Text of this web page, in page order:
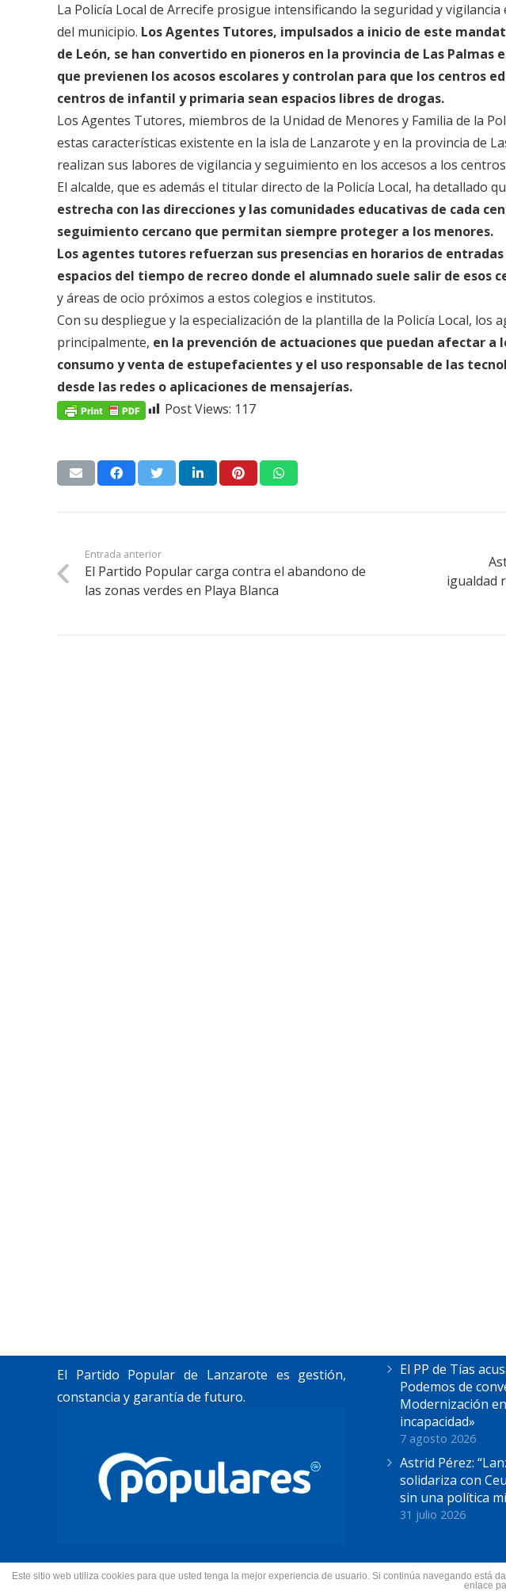
La Policía Local de Arrecife prosigue intensificando la seguridad y
del municipio. Los Agentes Tutores, impulsados a inicio de este
de León, se han convertido en pioneros en la provincia de Las
que previenen los acosos escolares y controlan para que los centros
centros de infantil y primaria sean espacios libres de drogas.
Los Agentes Tutores, miembros de la Unidad de Menores y Familia de la
estas características existente en la isla de Lanzarote y en la provincia de
realizan sus labores de vigilancia y seguimiento en los accesos a los
El alcalde, que es además el titular directo de la Policía Local, ha detallado
estrecha con las direcciones y las comunidades educativas de cada
seguimiento cercano que permitan siempre proteger a los menores.
Los agentes tutores refuerzan sus presencias en horarios de
espacios del tiempo de recreo donde el alumnado suele salir de esos
y áreas de ocio próximos a estos colegios e institutos.
Con su despliegue y la especialización de la plantilla de la Policía Local, los
principalmente, en la prevención de actuaciones que puedan afectar a
consumo y venta de estupefacientes y el uso responsable de las
desde las redes o aplicaciones de mensajerías.
Post Views: 117
Entrada anterior
El Partido Popular carga contra el abandono de
las zonas verdes en Playa Blanca
igualdad
El Partido Popular de Lanzarote es gestión,
constancia y garantía de futuro.
El PP de Tías
Podemos de
Modernización
incapacidad»
7 agosto 2026
Astrid Pérez:
solidariza con
sin una política
31 julio 2026
© 2022 Partido Popular de Lanzarote.
Este sitio web utiliza cookies para que usted tenga la mejor experiencia de usuario. Si continúa navegando está
enlace